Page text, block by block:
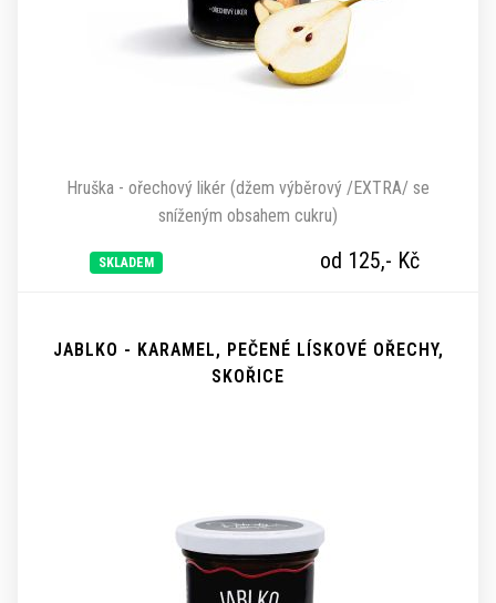
Hruška - ořechový likér (džem výběrový /EXTRA/ se
sníženým obsahem cukru)
SKLADEM od 125,- Kč
JABLKO - KARAMEL, PEČENÉ LÍSKOVÉ OŘECHY,
SKOŘICE